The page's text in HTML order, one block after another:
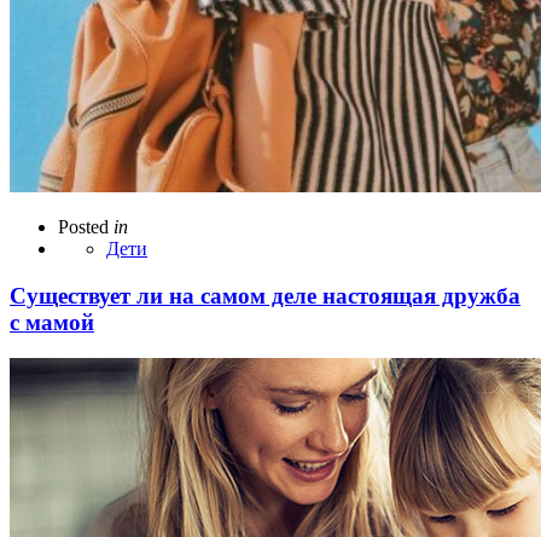
Posted in
Дети
Существует ли на самом деле настоящая дружба
с мамой